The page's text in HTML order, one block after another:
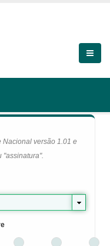
Nacional versão 1.01 e
"assinatura".